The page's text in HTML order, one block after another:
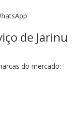
de Jarinu
do mercado: